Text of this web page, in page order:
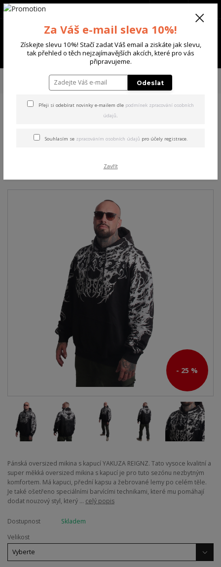
Menu
+420 702 136 620
PÁNSKÉ MIKINY
Yakuza pánská mikina s kapucí Reignz Acid
Oversized Hoodie
Yakuza pánská mikina s
kapucí Reignz Acid Oversized
- 25 %
Pánská oversized mikina s kapucí YAKUZA REIGNZ. Tato vysoce kvalitní a
super měkká oversized mikina s kapucí je pro tuto sezónu nezbytným
komfortem. Má kapuci, přední kapsu a žebrované lemy po celém těle.
Je také ošetřeno speciálními barvícími technikami, které mu pomáhají
dodat nouzový styl, který ... celý popis
Dostupnost
Skladem
Velikost
Za Váš e-mail sleva 10%!
Získejte slevu 10%! Stačí zadat Váš email a ziskáte jak slevu,
tak přehled o těch nejzajímavějších akcích, které pro vás
připravujeme.
Odeslat
Přeji si odebírat novinky e-mailem dle podmínek zpracování osobních
údajů.
Souhlasím se zpracováním osobních údajů pro účely registrace.
Zavřít